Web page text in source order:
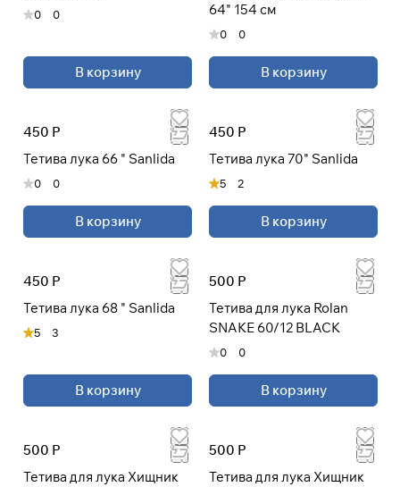
0 0
В корзину
64" 154 см
0 0
В корзину
450 Р
Тетива лука 66 " Sanlida
0 0
В корзину
450 Р
Тетива лука 70" Sanlida
5 2
В корзину
450 Р
Тетива лука 68 " Sanlida
5 3
В корзину
500 Р
Тетива для лука Rolan
SNAKE 60/12 BLACK
0 0
В корзину
500 Р
Тетива для лука Хищник
500 Р
Тетива для лука Хищник
раз в 2 недели